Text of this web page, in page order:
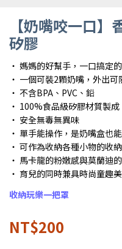
【奶嘴咬一口
矽膠
・ 媽媽的好幫手，一口搞定
・ 一個可裝2顆奶嘴，外出
・ 不含BPA、PVC、鉛
・ 100%食品級矽膠材質製成
・ 安全無毒無異味
・ 單手能操作，是奶嘴盒也
・ 可作為收納各種小物的收
・ 馬卡龍的粉嫩感與莫蘭迪
・ 育兒的同時兼具時尚童趣
收納玩樂一把罩
NT$200